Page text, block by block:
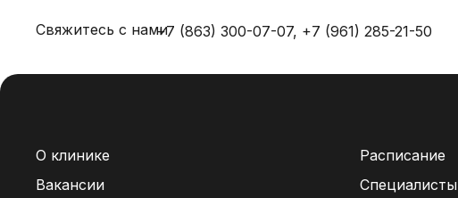
+7 (863) 300-07-07, +7 (961) 285-21-50
Свяжитесь с нами
Расписание
Специалисты
О клинике
Вакансии